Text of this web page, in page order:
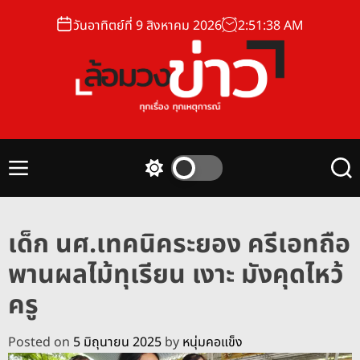
วันอาทิตย์ที่ 9 สิงหาคม 2026 2:51:39AM
อ
า
ว
M
c
h
c
o
r
m
S
c
h
เด็ก นศ.เทคนิคระยอง ครีเอทถือ
พานผลไม้ทุเรียน เงาะ มังคุดไหว้
ครู
Posted on 5 มิถุนายน 2025 by หนุ่มคอแข็ง